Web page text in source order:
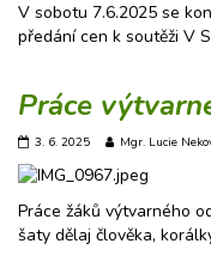
V sobotu 7.6.2025 se
předání cen k soutěži V
Práce
3. 6. 2025 Mgr. Lucie
Práce žáků výtvarného
šaty dělaj člověka,